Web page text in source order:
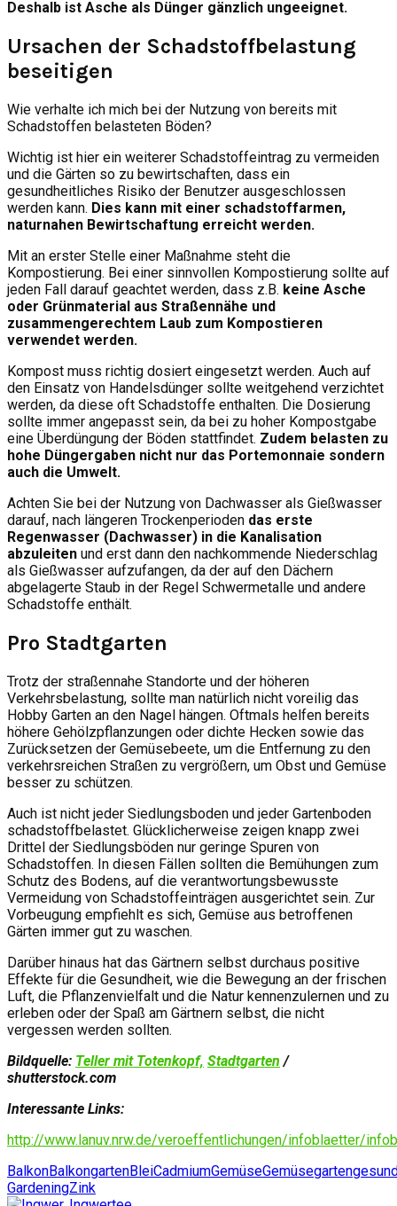
Deshalb ist Asche als Dünger gänzlich ungeeignet.
Ursachen der Schadstoffbelastung
beseitigen
Wie verhalte ich mich bei der Nutzung von bereits mit
Schadstoffen belasteten Böden?
Wichtig ist hier ein weiterer Schadstoffeintrag zu vermeiden
und die Gärten so zu bewirtschaften, dass ein
gesundheitliches Risiko der Benutzer ausgeschlossen
werden kann. Dies kann mit einer schadstoffarmen,
naturnahen Bewirtschaftung erreicht werden.
Mit an erster Stelle einer Maßnahme steht die
Kompostierung. Bei einer sinnvollen Kompostierung sollte auf
jeden Fall darauf geachtet werden, dass z.B. keine Asche
oder Grünmaterial aus Straßennähe und
zusammengerechtem Laub zum Kompostieren
verwendet werden.
Kompost muss richtig dosiert eingesetzt werden. Auch auf
den Einsatz von Handelsdünger sollte weitgehend verzichtet
werden, da diese oft Schadstoffe enthalten. Die Dosierung
sollte immer angepasst sein, da bei zu hoher Kompostgabe
eine Überdüngung der Böden stattfindet. Zudem belasten zu
hohe Düngergaben nicht nur das Portemonnaie sondern
auch die Umwelt.
Achten Sie bei der Nutzung von Dachwasser als Gießwasser
darauf, nach längeren Trockenperioden das erste
Regenwasser (Dachwasser) in die Kanalisation
abzuleiten und erst dann den nachkommende Niederschlag
als Gießwasser aufzufangen, da der auf den Dächern
abgelagerte Staub in der Regel Schwermetalle und andere
Schadstoffe enthält.
Pro Stadtgarten
Trotz der straßennahe Standorte und der höheren
Verkehrsbelastung, sollte man natürlich nicht voreilig das
Hobby Garten an den Nagel hängen. Oftmals helfen bereits
höhere Gehölzpflanzungen oder dichte Hecken sowie das
Zurücksetzen der Gemüsebeete, um die Entfernung zu den
verkehrsreichen Straßen zu vergrößern, um Obst und Gemüse
besser zu schützen.
Auch ist nicht jeder Siedlungsboden und jeder Gartenboden
schadstoffbelastet. Glücklicherweise zeigen knapp zwei
Drittel der Siedlungsböden nur geringe Spuren von
Schadstoffen. In diesen Fällen sollten die Bemühungen zum
Schutz des Bodens, auf die verantwortungsbewusste
Vermeidung von Schadstoffeinträgen ausgerichtet sein. Zur
Vorbeugung empfiehlt es sich, Gemüse aus betroffenen
Gärten immer gut zu waschen.
Darüber hinaus hat das Gärtnern selbst durchaus positive
Effekte für die Gesundheit, wie die Bewegung an der frischen
Luft, die Pflanzenvielfalt und die Natur kennenzulernen und zu
erleben oder der Spaß am Gärtnern selbst, die nicht
vergessen werden sollten.
Bildquelle: Teller mit Totenkopf, Stadtgarten /
shutterstock.com
Interessante Links:
http://www.lanuv.nrw.de/veroeffentlichungen/infoblaetter/
BalkonBalkongartenBleiCadmiumGemüseGemüsegarten
GardeningZink